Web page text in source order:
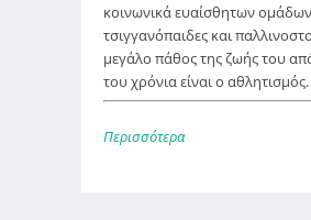
κοινωνικά ευαίσθητων
τσιγγανόπαιδες και
μεγάλο πάθος της ζωής του
του χρόνια είναι ο αθλητισμός.
Περισσότερα